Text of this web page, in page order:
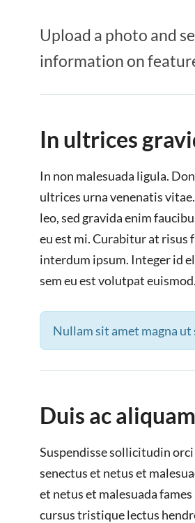
Upload a photo and
information on
In ultrices
In non malesuada ligula.
ultrices urna venenatis
leo, sed gravida enim
eu est mi. Curabitur at risus
interdum ipsum. Integer id
sem eu est volutpat
Nullam sit amet magna ut
Duis ac
Suspendisse sollicitudin
senectus et netus et
et netus et malesuada
cursus tristique lectus